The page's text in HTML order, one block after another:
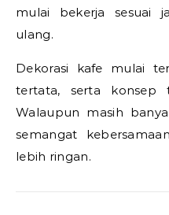
mulai bekerja sesuai
ulang.
Dekorasi kafe mulai
tertata, serta konsep
Walaupun masih
semangat
lebih ringan.